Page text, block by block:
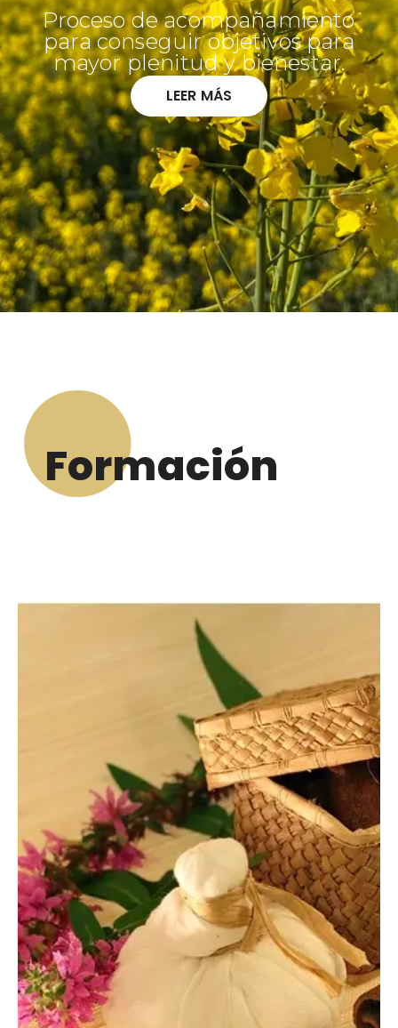
Proceso de acompañamiento
para conseguir objetivos para
mayor plenitud y bienestar.
LEER MÁS
Formación